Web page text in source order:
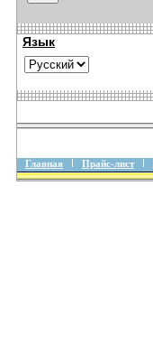
Язык
Главная Прайс-лист